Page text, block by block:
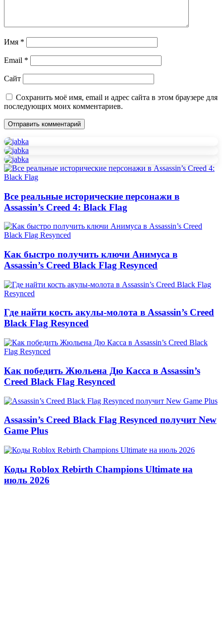
Имя *
Email *
Сайт
Сохранить моё имя, email и адрес сайта в этом браузере для
последующих моих комментариев.
Все реальные исторические персонажи в
Assassin’s Creed 4: Black Flag
Как быстро получить ключи Анимуса в
Assassin’s Creed Black Flag Resynced
Где найти кость акулы-молота в Assassin’s Creed
Black Flag Resynced
Как победить Жюльена Дю Касса в Assassin’s
Creed Black Flag Resynced
Assassin’s Creed Black Flag Resynced получит New
Game Plus
Коды Roblox Rebirth Champions Ultimate на
июль 2026